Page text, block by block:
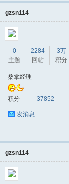
gzsn114
0
主题
2284
回帖
3万
积分
桑拿经理
积分 37852
发消息
gzsn114